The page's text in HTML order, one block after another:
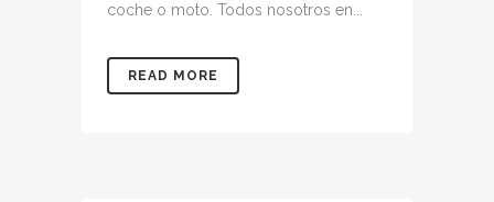
coche o moto. Todos nosotros en...
READ MORE